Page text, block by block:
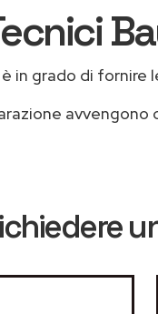
in grado di fornire
avvengono